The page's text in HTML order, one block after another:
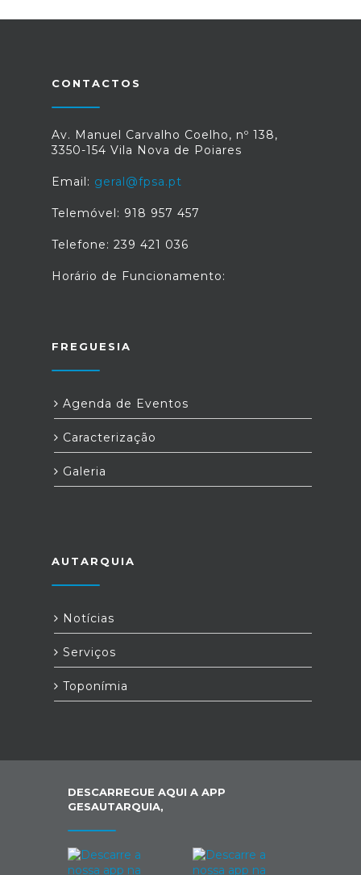
CONTACTOS
Av. Manuel Carvalho Coelho, nº 138,
3350-154 Vila Nova de Poiares
Email: geral@fpsa.pt
Telemóvel: 918 957 457
Telefone: 239 421 036
Horário de Funcionamento:
FREGUESIA
Agenda de Eventos
Caracterização
Galeria
AUTARQUIA
Notícias
Serviços
Toponímia
DESCARREGUE AQUI A APP
GESAUTARQUIA,